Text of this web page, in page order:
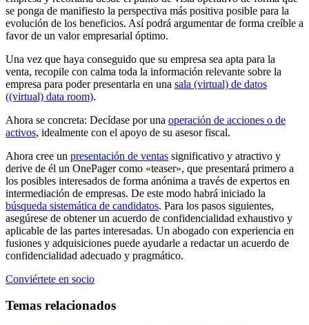
se ponga de manifiesto la perspectiva más positiva posible para la
evolución de los beneficios. Así podrá argumentar de forma creíble a
favor de un valor empresarial óptimo.
Una vez que haya conseguido que su empresa sea apta para la
venta, recopile con calma toda la información relevante sobre la
empresa para poder presentarla en una sala (virtual) de datos
((virtual) data room).
Ahora se concreta: Decídase por una operación de acciones o de
activos, idealmente con el apoyo de su asesor fiscal.
Ahora cree un presentación de ventas significativo y atractivo y
derive de él un OnePager como «teaser», que presentará primero a
los posibles interesados de forma anónima a través de expertos en
intermediación de empresas. De este modo habrá iniciado la
búsqueda sistemática de candidatos. Para los pasos siguientes,
asegúrese de obtener un acuerdo de confidencialidad exhaustivo y
aplicable de las partes interesadas. Un abogado con experiencia en
fusiones y adquisiciones puede ayudarle a redactar un acuerdo de
confidencialidad adecuado y pragmático.
Conviértete en socio
Temas relacionados